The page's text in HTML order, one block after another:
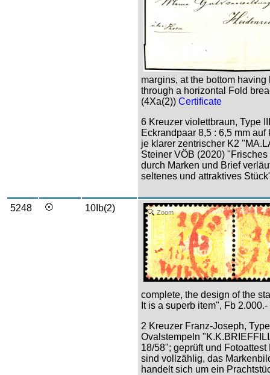
margins, at the bottom
through a horizontal Fold
(4Xa(2)) Certificate
6 Kreuzer violettbraun, Type
Eckrandpaar 8,5 : 6,5 mm
je klarer zentrischer K2
Steiner VÖB (2020)
durch Marken und Brief
seltenes und attraktives
5248 10Ib(2) Zoom
complete, the design of the
It is a superb item", Fb
2 Kreuzer Franz-Joseph,
Ovalstempeln
18/58"; geprüft und
sind vollzählig, das
handelt sich um ein